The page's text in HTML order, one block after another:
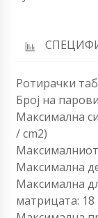
Ротирачки
Број на
Максимална
/ cm2)
Максимална
Максимална
матрицата: 18